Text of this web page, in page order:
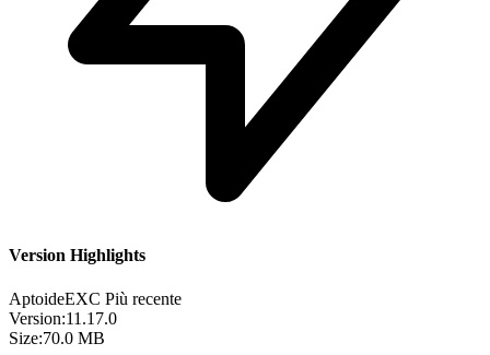
Version Highlights
AptoideEXC Più recente
Version:11.17.0
Size:70.0 MB